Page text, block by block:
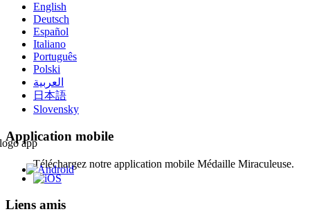
English
Deutsch
Español
Italiano
Português
Polski
العربية
日本語
Slovensky
Application mobile
Téléchargez notre application mobile Médaille Miraculeuse.
Liens amis